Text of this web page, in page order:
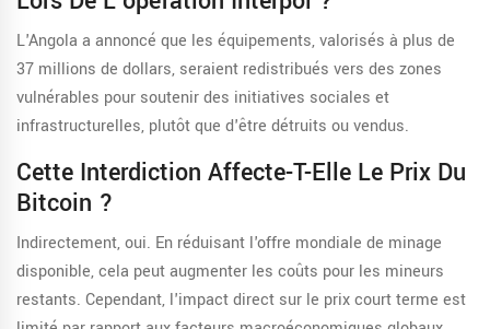
L'Angola a annoncé que les équipements, valorisés à plus de
37 millions de dollars, seraient redistribués vers des zones
vulnérables pour soutenir des initiatives sociales et
infrastructurelles, plutôt que d'être détruits ou vendus.
Cette Interdiction Affecte-T-Elle Le Prix Du
Bitcoin ?
Indirectement, oui. En réduisant l'offre mondiale de minage
disponible, cela peut augmenter les coûts pour les mineurs
restants. Cependant, l'impact direct sur le prix court terme est